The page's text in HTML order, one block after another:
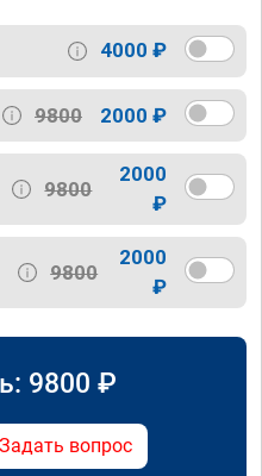
4000 ₽
9800 2000 ₽
9800
2000
₽
9800
2000
₽
9800 ₽
Задать вопрос